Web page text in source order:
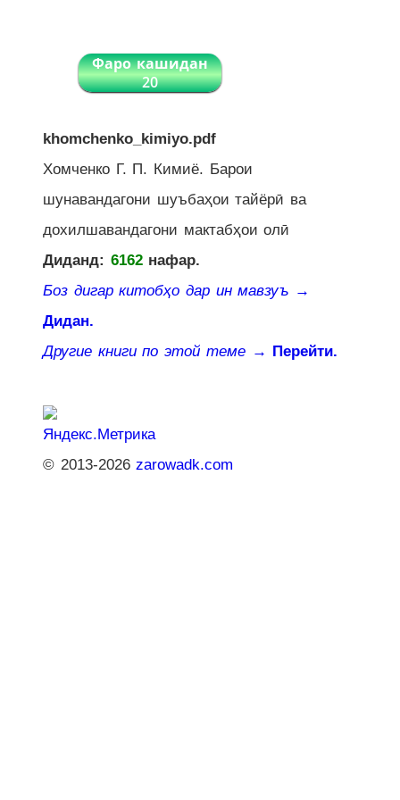
Фаро кашидан
20
khomchenko_kimiyo.pdf
Хомченко Г. П. Кимиё. Барои
шунавандагони шуъбаҳои тайёрӣ ва
дохилшавандагони мактабҳои олӣ
Диданд: 6162нафар.
Боз дигар китобҳо дар ин мавзуъ →
Дидан.
Другие книги по этой теме → Перейти.
© 2013-2026zarowadk.com